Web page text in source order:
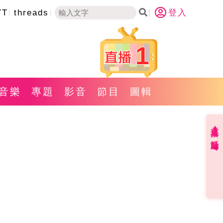
threads 登入
1
樂 專題 影音 節目 圖輯
直播✦活動